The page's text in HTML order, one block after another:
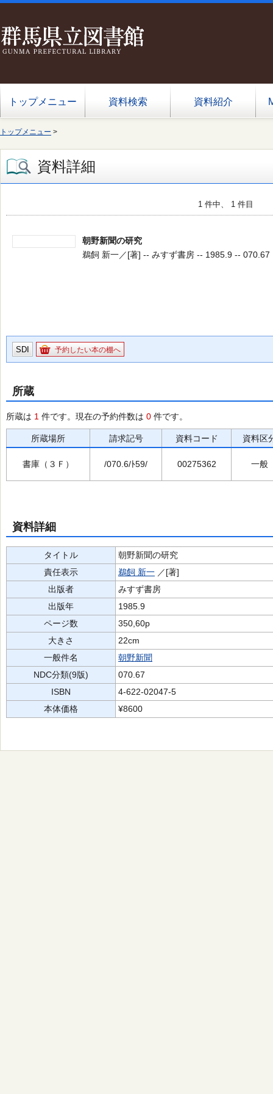
トップメニュー 資料検索 資料紹介
トップメニュー >
資料詳細
1 件中、 1 件目
朝野新聞の研究
鵜飼 新一／[著] -- みすず書房 -- 1985.9 -- 070.67
SDI 予約したい本の棚へ
所蔵
所蔵は 1 件です。現在の予約件数は 0 件です。
所蔵場所 請求記号 資料コード 資料区
書庫（３Ｆ） /070.6/ﾄ59/ 00275362 一般
資料詳細
タイトル
朝野新聞の研究
責任表示
鵜飼 新一 ／[著]
出版者
みすず書房
出版年
1985.9
ページ数
350,60p
大きさ
22cm
一般件名
朝野新聞
NDC分類(9版)
070.67
ISBN
4-622-02047-5
本体価格
¥8600